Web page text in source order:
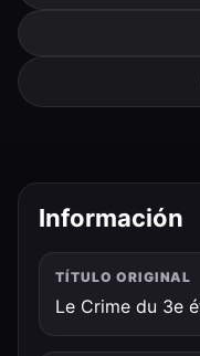
Información
TÍTULO ORIGINAL
Le Crime du 3e